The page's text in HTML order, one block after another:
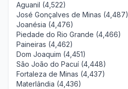
Aguanil (4,522)
José Gonçalves de Minas (4,487)
Joanésia (4,476)
Piedade do Rio Grande (4,466)
Paineiras (4,462)
Dom Joaquim (4,451)
São João do Pacuí (4,448)
Fortaleza de Minas (4,437)
Materlândia (4,436)